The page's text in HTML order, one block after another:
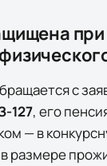
при
с
127, его
— в
размере